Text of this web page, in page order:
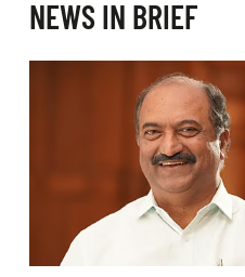
NEWS IN BRIEF